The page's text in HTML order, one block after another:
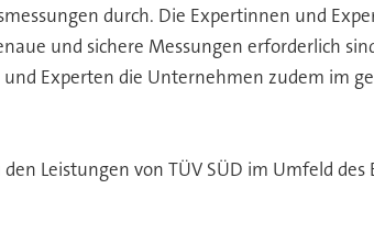
durch. Die Expertinnen und
und sichere Messungen erforderlich
Experten die Unternehmen zudem im
Leistungen von TÜV SÜD im Umfeld